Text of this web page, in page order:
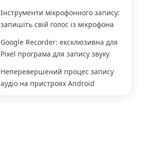
Інструменти мікрофонного запису:
запишіть свій голос із мікрофона
Google Recorder: ексклюзивна для
Pixel програма для запису звуку
Неперевершений процес запису
аудіо на пристроях Android